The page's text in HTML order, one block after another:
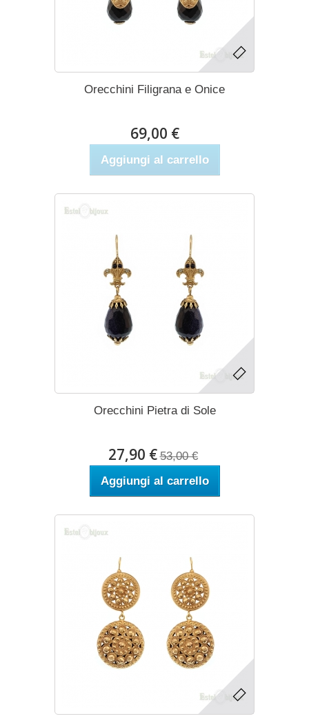
Orecchini Filigrana e Onice
69,00 €
Aggiungi al carrello
Orecchini Pietra di Sole
27,90 € 53,00 €
Aggiungi al carrello